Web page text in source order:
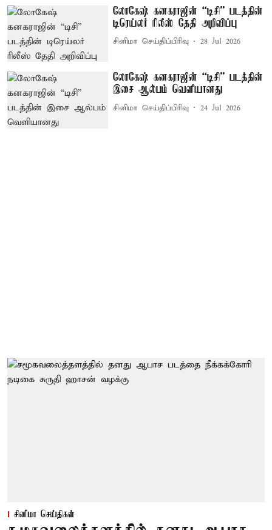
லோகேஷ் கனகராஜின் “டிசி” படத்தின்
டிரெய்லர் ரிலீஸ் தேதி அறிவிப்பு
சினிமா செய்திப்பிரிவு 28 Jul 2026
லோகேஷ் கனகராஜின் “டிசி” படத்தின்
இசை ஆல்பம் வெளியானது
சினிமா செய்திப்பிரிவு 24 Jul 2026
சினிமா செய்திகள்